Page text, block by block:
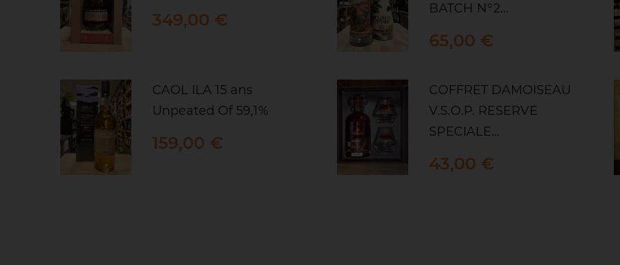
Prix
349,00 €
CAOL ILA 15 ans
Unpeated Of 59,1%
Prix
159,00 €
BATCH N°2...
Prix
65,00 €
COFFRET DAMOISEAU
V.S.O.P. RESERVE
SPECIALE...
Prix
43,00 €